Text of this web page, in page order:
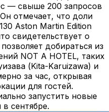
— свыше 200 запросов
отмечает, что доли
Aston Martin Edition
свидетельствует о
добираться из
NOT A HOTEL, таких
(Kita-Karuizawa) и
за час, открывая
для гостей.
запустить новые
сентябре.